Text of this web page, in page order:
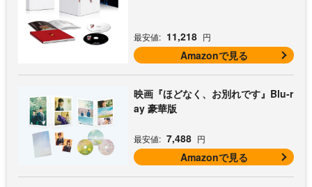
最安値: 11,218 円
Amazonで見る
映画『ほどなく、お別れです』Blu-r
ay 豪華版
最安値: 7,488 円
Amazonで見る